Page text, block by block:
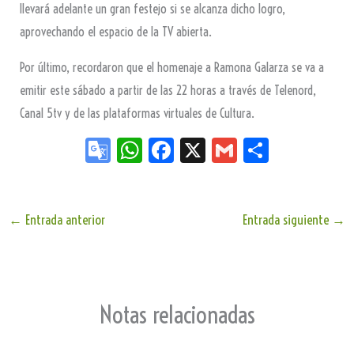
llevará adelante un gran festejo si se alcanza dicho logro,
aprovechando el espacio de la TV abierta.
Por último, recordaron que el homenaje a Ramona Galarza se va a
emitir este sábado a partir de las 22 horas a través de Telenord,
Canal 5tv y de las plataformas virtuales de Cultura.
Go
te
W
Fa
X
G
← Entrada anterior Entrada siguiente →
Notas relacionadas